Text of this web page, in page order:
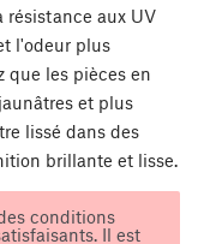
résistance aux UV
l'odeur plus
que les pièces en
et plus
lissé dans des
brillante et lisse.
conditions
Il est